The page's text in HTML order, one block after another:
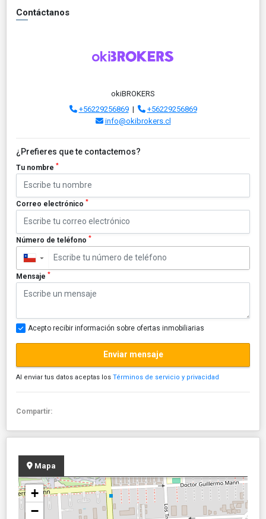
Contáctanos
okiBROKERS
+56229256869|
+56229256869
info@okibrokers.cl
¿Prefieres que te contactemos?
Tu nombre *
Correo electrónico *
Número de teléfono *
▼
Mensaje *
Acepto recibir información sobre ofertas inmobiliarias
Enviar mensaje
Al enviar tus datos aceptas los Términos de servicio y privacidad
Compartir:
Mapa
+
−